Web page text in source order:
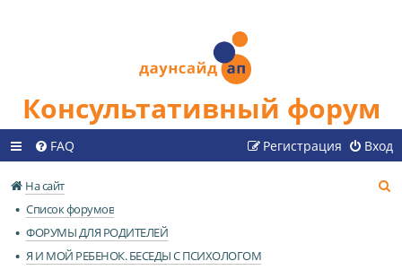
Консультативный форум
FAQ Вход
Регистрация
На сайт
Список форумов
ФОРУМЫ ДЛЯ РОДИТЕЛЕЙ
Я И МОЙ РЕБЕНОК. БЕСЕДЫ С ПСИХОЛОГОМ